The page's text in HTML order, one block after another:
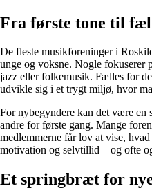
Fra første tone til
De fleste musikforeninger i
unge og voksne. Nogle fokuserer
jazz eller folkemusik. Fælles for
udvikle sig i et trygt miljø, hvor
For nybegyndere kan det være en
andre for første gang. Mange
medlemmerne får lov at vise,
motivation og selvtillid – og ofte
Et springbræt for